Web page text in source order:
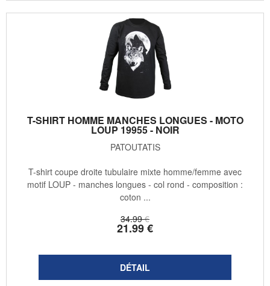
T-SHIRT HOMME MANCHES LONGUES - MOTO
LOUP 19955 - NOIR
PATOUTATIS
34.99 €
21.99€
T-shirt coupe droite tubulaire mixte homme/femme avec
motif LOUP - manches longues - col rond - composition :
coton ...